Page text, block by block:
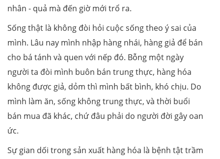
nhân - quả mà đến giờ mới trổ ra.
Sống thật là không đòi hỏi cuộc sống theo ý sai của
mình. Lâu nay mình nhập hàng nhái, hàng giả để bán
cho bá tánh và quen với nếp đó. Bỗng một ngày
người ta đòi mình buôn bán trung thực, hàng hóa
không được giả, dỏm thì mình bất bình, khó chịu. Do
mình làm ăn, sống không trung thực, và thời buổi
bán mua đã khác, chứ đâu phải do người đời gây oan
ức.
Sự gian dối trong sản xuất hàng hóa là bệnh tật trầm